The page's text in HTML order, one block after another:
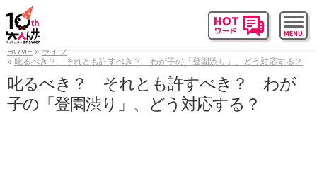
HOME
ライフ
叱るべき？ それとも許すべき？ わが子の「登園渋り」、どう対応する？
叱るべき？ それとも許すべき？ わが
子の「登園渋り」、どう対応する？